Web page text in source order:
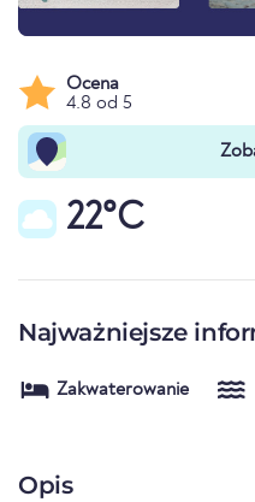
Ocena
4.8 od 5
22°C
Najważniejsze
Zakwaterowanie
Opis